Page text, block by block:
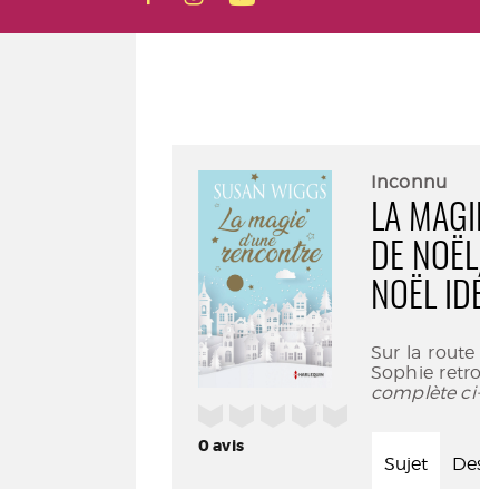
0avis
Inconnu
LA
DE
NOËL
Sur la route
Sophie
complète
Sujet